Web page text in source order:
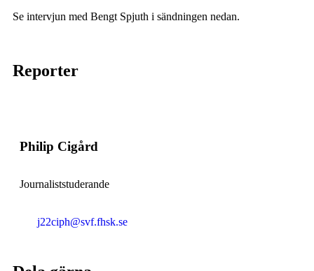
Se intervjun med Bengt Spjuth i sändningen nedan.
Reporter
Philip Cigård
Journaliststuderande
j22ciph@svf.fhsk.se